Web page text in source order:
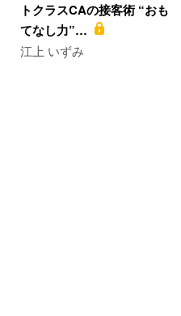
トクラスCAの接客術 “おも
てなし力”…
江上 いずみ